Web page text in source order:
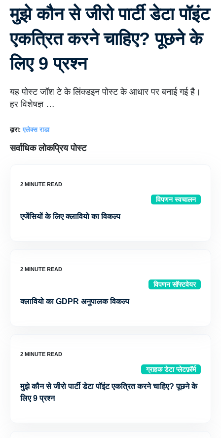
मुझे कौन से जीरो पार्टी डेटा पॉइंट
एकत्रित करने चाहिए? पूछने के
लिए 9 प्रश्न
यह पोस्ट जॉश टे के लिंक्डइन पोस्ट के आधार पर बनाई गई है।
हर विशेषज्ञ …
द्वारा: एलेक्स राडा
सर्वाधिक लोकप्रिय पोस्ट
विपणन स्वचालन
एजेंसियों के लिए क्लावियो का विकल्प
विपणन सॉफ्टवेयर
क्लावियो का GDPR अनुपालक विकल्प
ग्राहक डेटा प्लेटफ़ॉर्म
मुझे कौन से जीरो पार्टी डेटा पॉइंट एकत्रित करने चाहिए? पूछने के
लिए 9 प्रश्न